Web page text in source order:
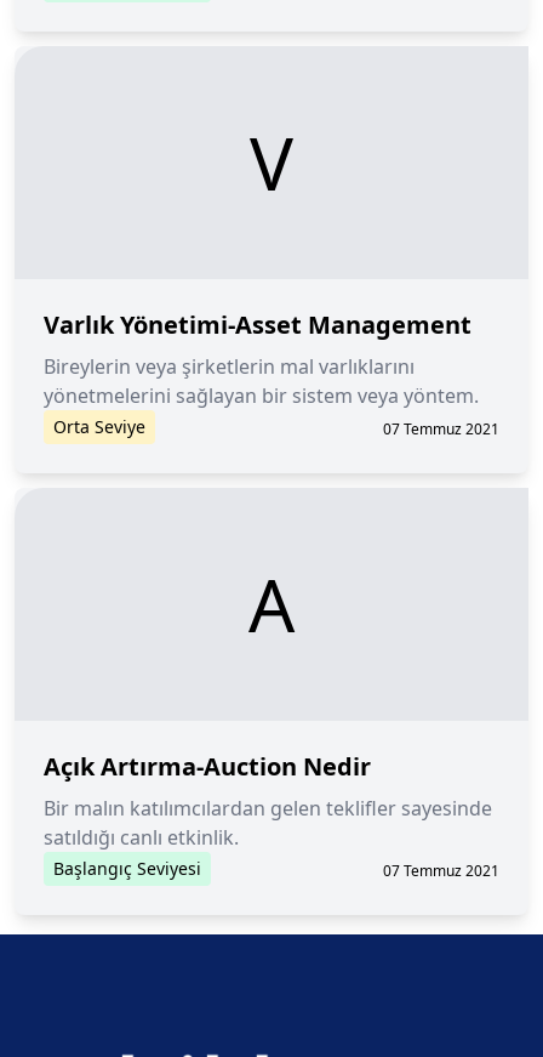
V
Varlık Yönetimi-Asset Management
Bireylerin veya şirketlerin mal varlıklarını
yönetmelerini sağlayan bir sistem veya yöntem.
Orta Seviye 07 Temmuz 2021
A
Açık Artırma-Auction Nedir
Bir malın katılımcılardan gelen teklifler sayesinde
satıldığı canlı etkinlik.
Başlangıç Seviyesi 07 Temmuz 2021